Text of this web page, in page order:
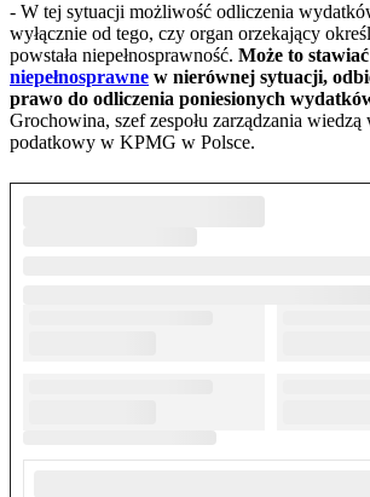
- W tej sytuacji możliwość odliczenia
wyłącznie od tego, czy organ orzekający
powstała niepełnosprawność. Może to stawiać
niepełnosprawne w nierównej sytuacji,
prawo do odliczenia poniesionych
Grochowina, szef zespołu zarządzania wiedzą
podatkowy w KPMG w Polsce.